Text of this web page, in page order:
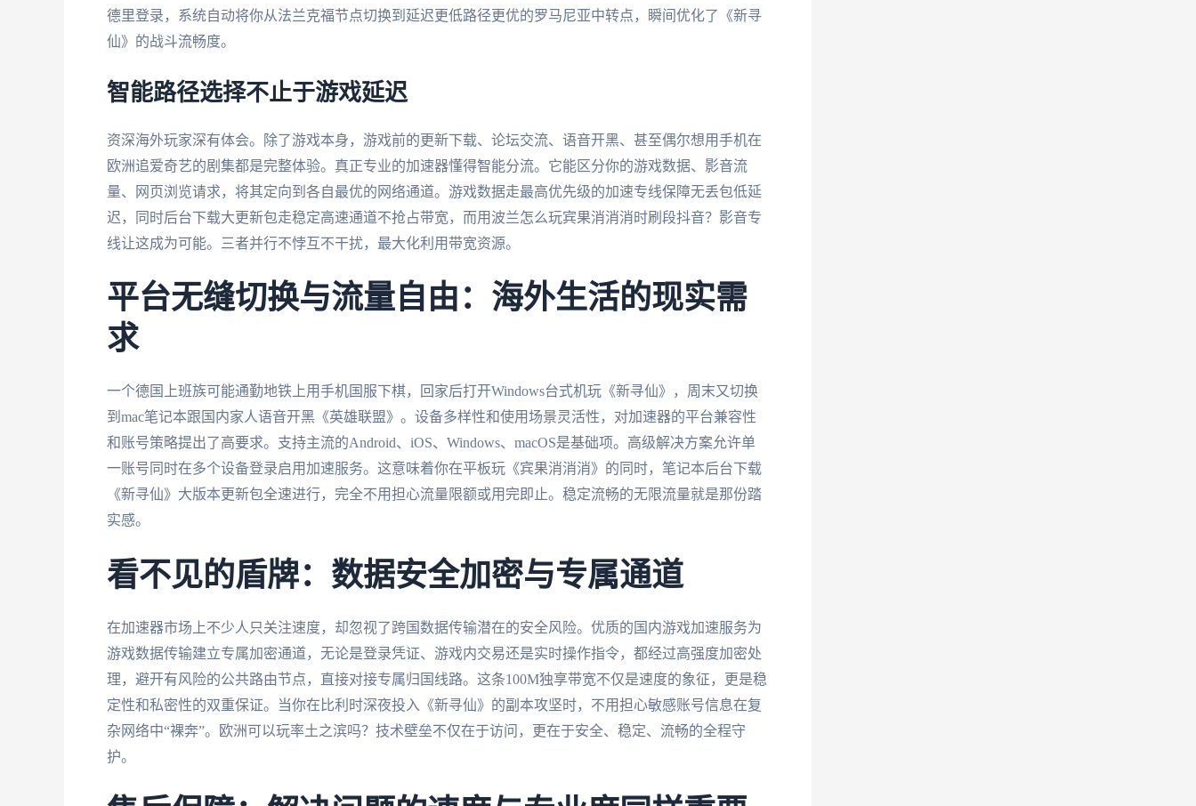
德里登录，系统自动将你从法兰克福节点切换到延迟更低路径更优的罗马尼亚中转点，瞬间优化了《新寻
仙》的战斗流畅度。
智能路径选择不止于游戏延迟
资深海外玩家深有体会。除了游戏本身，游戏前的更新下载、论坛交流、语音开黑、甚至偶尔想用手机在
欧洲追爱奇艺的剧集都是完整体验。真正专业的加速器懂得智能分流。它能区分你的游戏数据、影音流
量、网页浏览请求，将其定向到各自最优的网络通道。游戏数据走最高优先级的加速专线保障无丢包低延
迟，同时后台下载大更新包走稳定高速通道不抢占带宽，而用波兰怎么玩宾果消消消时刷段抖音？影音专
线让这成为可能。三者并行不悖互不干扰，最大化利用带宽资源。
平台无缝切换与流量自由：海外生活的现实需
求
一个德国上班族可能通勤地铁上用手机国服下棋，回家后打开Windows台式机玩《新寻仙》，周末又切换
到mac笔记本跟国内家人语音开黑《英雄联盟》。设备多样性和使用场景灵活性，对加速器的平台兼容性
和账号策略提出了高要求。支持主流的Android、iOS、Windows、macOS是基础项。高级解决方案允许单
一账号同时在多个设备登录启用加速服务。这意味着你在平板玩《宾果消消消》的同时，笔记本后台下载
《新寻仙》大版本更新包全速进行，完全不用担心流量限额或用完即止。稳定流畅的无限流量就是那份踏
实感。
看不见的盾牌：数据安全加密与专属通道
在加速器市场上不少人只关注速度，却忽视了跨国数据传输潜在的安全风险。优质的国内游戏加速服务为
游戏数据传输建立专属加密通道，无论是登录凭证、游戏内交易还是实时操作指令，都经过高强度加密处
理，避开有风险的公共路由节点，直接对接专属归国线路。这条100M独享带宽不仅是速度的象征，更是稳
定性和私密性的双重保证。当你在比利时深夜投入《新寻仙》的副本攻坚时，不用担心敏感账号信息在复
杂网络中“裸奔”。欧洲可以玩率土之滨吗？技术壁垒不仅在于访问，更在于安全、稳定、流畅的全程守
护。